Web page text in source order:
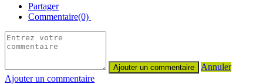
Partager
Commentaire(0)
Annuler
Ajouter un commentaire